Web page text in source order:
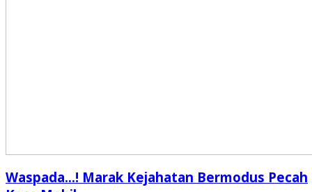
Waspada…! Marak Kejahatan Bermodus Pecah